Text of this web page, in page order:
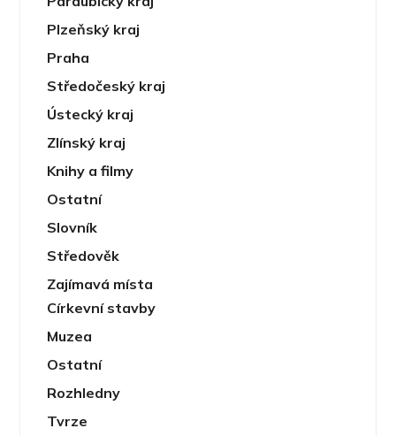
Plzeňský kraj
Praha
Středočeský kraj
Ústecký kraj
Zlínský kraj
Knihy a filmy
Ostatní
Slovník
Středověk
Zajímavá místa
Církevní stavby
Muzea
Ostatní
Rozhledny
Tvrze